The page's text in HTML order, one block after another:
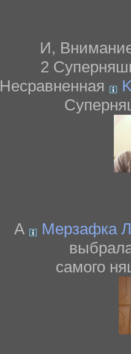
И,
2
Несравненная
А
Мерзафка
самого